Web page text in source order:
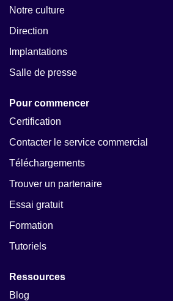
Notre culture
Direction
Implantations
Salle de presse
Pour commencer
Certification
Contacter le service commercial
Téléchargements
Trouver un partenaire
Essai gratuit
Formation
Tutoriels
Ressources
Blog